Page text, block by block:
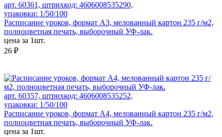
арт. 60361, штрихкод: 4606008535290,
упаковки: 1/50/100
Расписание уроков, формат А3, мелованный картон 235 г/м2,
полноцветная печать, выборочный УФ-лак.
цена за 1шт.
26 ₽
арт. 60357, штрихкод: 4606008535252,
упаковки: 1/50/100
Расписание уроков, формат А4, мелованный картон 235 г/м2,
полноцветная печать, выборочный УФ-лак.
цена за 1шт.